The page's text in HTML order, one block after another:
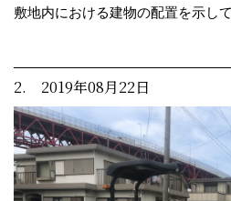
敷地内における建物の配置を示して
2. 2019年08月22日